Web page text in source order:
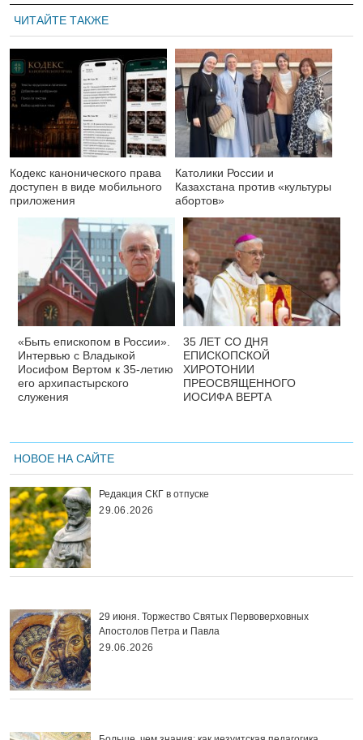
ЧИТАЙТЕ ТАКЖЕ
Кодекс канонического права
доступен в виде мобильного
приложения
Католики России и
Казахстана против «культуры
абортов»
«Быть епископом в России».
Интервью с Владыкой
Иосифом Вертом к 35-летию
его архипастырского
служения
35 ЛЕТ СО ДНЯ
ЕПИСКОПСКОЙ
ХИРОТОНИИ
ПРЕОСВЯЩЕННОГО
ИОСИФА ВЕРТА
НОВОЕ НА САЙТЕ
Редакция СКГ в отпуске
29.06.2026
29 июня. Торжество Святых Первоверховных
Апостолов Петра и Павла
29.06.2026